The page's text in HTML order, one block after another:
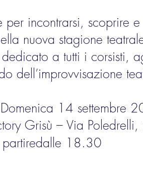
per incontrarsi, scoprire
nuova stagione
a tutti i corsisti,
dell’improvvisazione
Domenica 14 settembre
Grisù – Via
18.30